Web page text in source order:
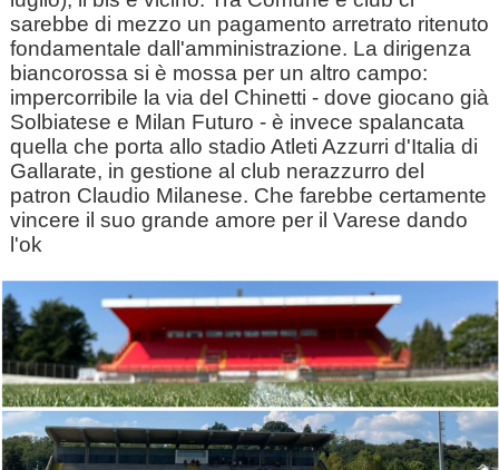
sarebbe di mezzo un pagamento arretrato ritenuto
fondamentale dall'amministrazione. La dirigenza
biancorossa si è mossa per un altro campo:
impercorribile la via del Chinetti - dove giocano già
Solbiatese e Milan Futuro - è invece spalancata
quella che porta allo stadio Atleti Azzurri d'Italia di
Gallarate, in gestione al club nerazzurro del
patron Claudio Milanese. Che farebbe certamente
vincere il suo grande amore per il Varese dando
l'ok